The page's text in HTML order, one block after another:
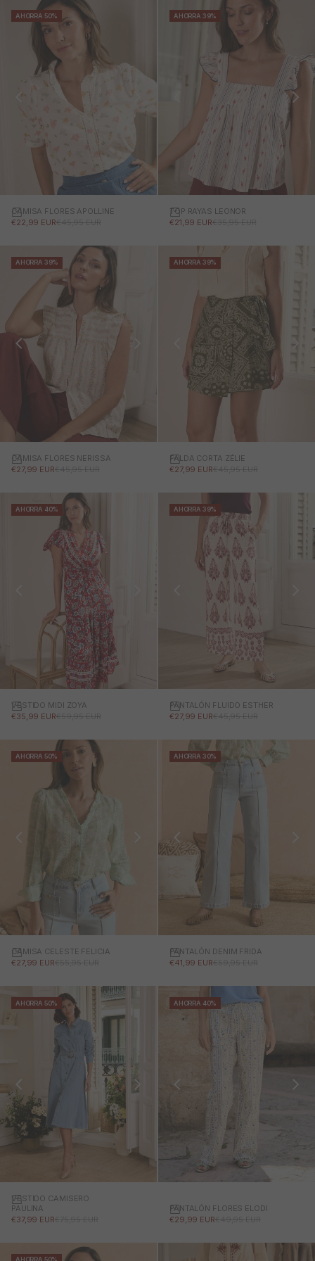
AHORRA 50%
CAMISA FLORES APOLLINE
PRECIO DE OFERTA
€22,99 EURPRECIO NORMAL
€45,95 EUR
AHORRA 39%
TOP RAYAS LEONOR
PRECIO DE OFERTA
€21,99 EURPRECIO NORMAL
€35,95 EUR
AHORRA 39%
CAMISA FLORES NERISSA
PRECIO DE OFERTA
€27,99 EURPRECIO NORMAL
€45,95 EUR
AHORRA 39%
FALDA CORTA ZÉLIE
PRECIO DE OFERTA
€27,99 EURPRECIO NORMAL
€45,95 EUR
AHORRA 40%
VESTIDO MIDI ZOYA
PRECIO DE OFERTA
€35,99 EURPRECIO NORMAL
€59,95 EUR
AHORRA 39%
PANTALÓN FLUIDO ESTHER
PRECIO DE OFERTA
€27,99 EURPRECIO NORMAL
€45,95 EUR
AHORRA 50%
CAMISA CELESTE FELICIA
PRECIO DE OFERTA
€27,99 EURPRECIO NORMAL
€55,95 EUR
AHORRA 30%
PANTALÓN DENIM FRIDA
PRECIO DE OFERTA
€41,99 EURPRECIO NORMAL
€59,95 EUR
AHORRA 50%
VESTIDO CAMISERO
PAULINA
PRECIO DE OFERTA
€37,99 EURPRECIO NORMAL
€75,95 EUR
AHORRA 40%
PANTALÓN FLORES ELODI
PRECIO DE OFERTA
€29,99 EURPRECIO NORMAL
€49,95 EUR